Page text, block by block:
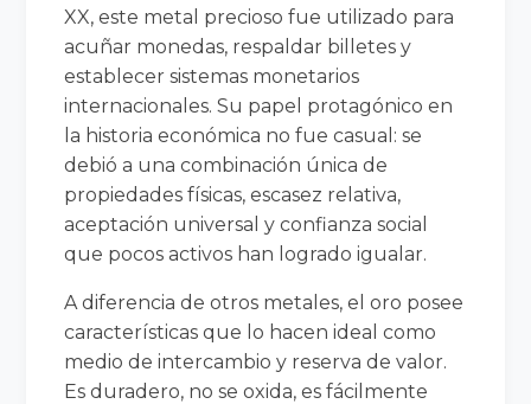
XX, este metal precioso fue utilizado para
acuñar monedas, respaldar billetes y
establecer sistemas monetarios
internacionales. Su papel protagónico en
la historia económica no fue casual: se
debió a una combinación única de
propiedades físicas, escasez relativa,
aceptación universal y confianza social
que pocos activos han logrado igualar.
A diferencia de otros metales, el oro posee
características que lo hacen ideal como
medio de intercambio y reserva de valor.
Es duradero, no se oxida, es fácilmente